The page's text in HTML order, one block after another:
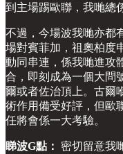
到主場踢歐聯，我哋總
不過，今場波我哋亦都
場對賓菲加，祖奧柏度
動同串連，係我哋進攻
合，即刻成為一個大問
爾或者佐治頂上。古爾
術作用備受好評，但歐
任將會係一大考驗。
睇波G點：
密切留意我